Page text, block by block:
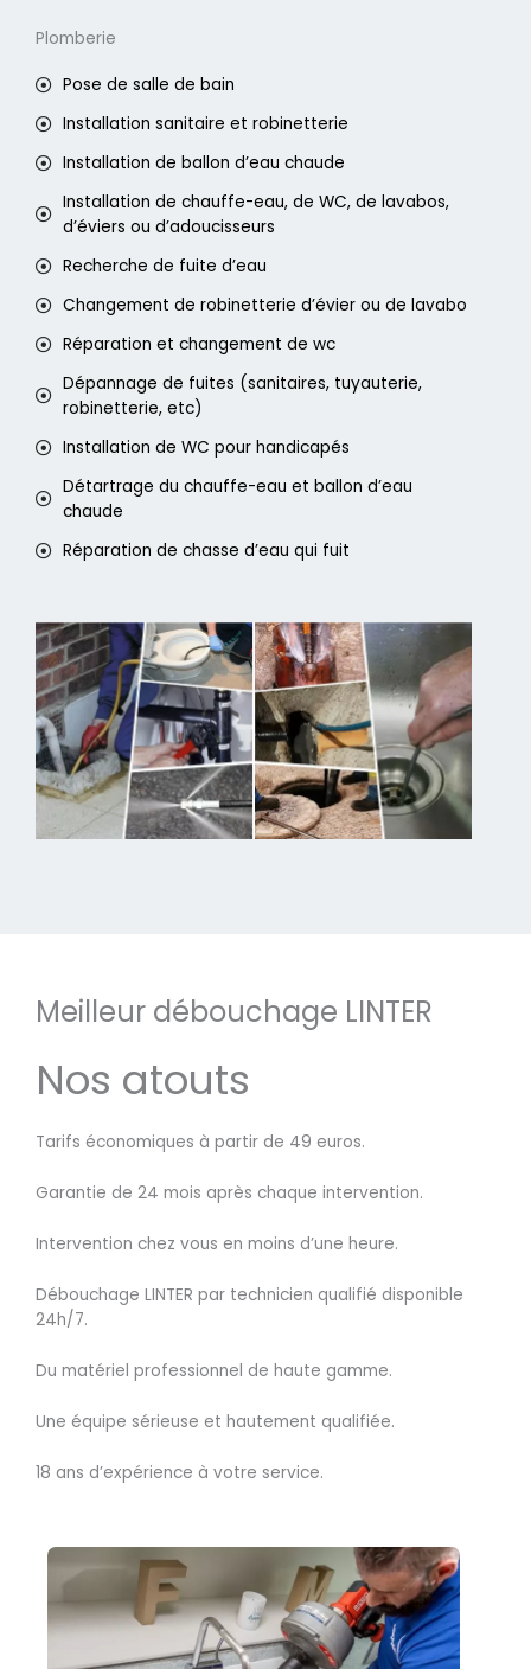
Plomberie
Pose de salle de bain
Installation sanitaire et robinetterie
Installation de ballon d’eau chaude
Installation de chauffe-eau, de WC, de lavabos,
d’éviers ou d’adoucisseurs
Recherche de fuite d’eau
Changement de robinetterie d’évier ou de lavabo
Réparation et changement de wc
Dépannage de fuites (sanitaires, tuyauterie,
robinetterie, etc)
Installation de WC pour handicapés
Détartrage du chauffe-eau et ballon d’eau
chaude
Réparation de chasse d’eau qui fuit
Meilleur débouchage LINTER
Nos atouts
Tarifs économiques à partir de 49 euros.
Garantie de 24 mois après chaque intervention.
Intervention chez vous en moins d’une heure.
Débouchage LINTER par technicien qualifié disponible
24h/7.
Du matériel professionnel de haute gamme.
Une équipe sérieuse et hautement qualifiée.
18 ans d’expérience à votre service.